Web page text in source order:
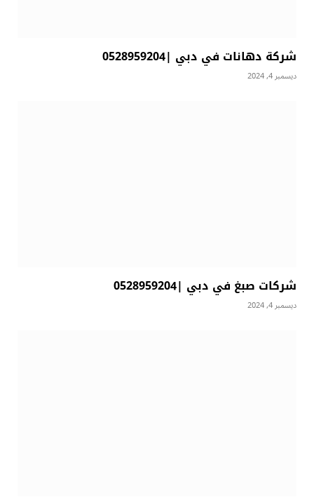
شركة دهانات في دبي |0528959204
ديسمبر 4, 2024
شركات صبغ في دبي |0528959204
ديسمبر 4, 2024